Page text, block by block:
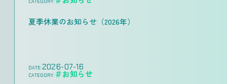
CATEGORY:
夏季休業のお知らせ（2026年）
DATE:2026-07-16
CATEGORY: ＃お知らせ